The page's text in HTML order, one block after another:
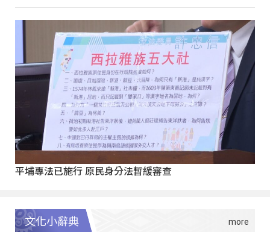
平埔專法已施行 原民身分法暫緩審查
文化小辭典